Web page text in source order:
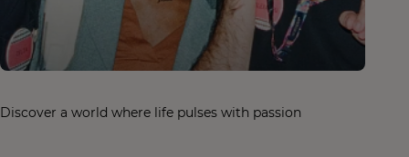
Discover a world where life pulses with passion